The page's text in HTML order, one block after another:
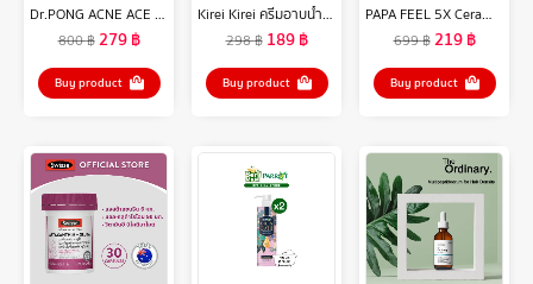
Dr.PONG ACNE ACE 002 แป้งผสมรองพื้น สูตรลดสิว - ZincPCA - Niacinamide - Tranexamic acid - Tea Tree oil
800฿279฿
Buy product
Kirei Kirei ครีมอาบน้ำ คิเรอิ คิเรอิ Antibacterial Body Wash สูตร Nourish & Care ขวดปั๊ม 500 มล. ฟรี ถุงเติม 400 มล.
298฿ 189฿
Buy product
PAPA FEEL 5X Ceramide Barrier Moisturizer Gel ปัญหาผิวแห้ง แดง ผื่น คัน ลดปัญหาสิว ที่ช่วยเสริมสร้างเกราะป้องกันผิว มอยเจอร์ไรเซอร์ มอยส์เจอร์ไรเซอร์ 30g - มอยส์เจอไรเซอร์ เหมาะสำหรับผิวทุกรูปแบบ
699฿219฿
Buy product